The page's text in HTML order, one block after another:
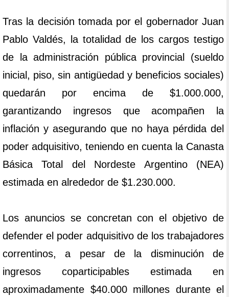
Tras la decisión tomada por el gobernador Juan
Pablo Valdés, la totalidad de los cargos testigo
de la administración pública provincial (sueldo
inicial, piso, sin antigüedad y beneficios sociales)
quedarán por encima de $1.000.000,
garantizando ingresos que acompañen la
inflación y asegurando que no haya pérdida del
poder adquisitivo, teniendo en cuenta la Canasta
Básica Total del Nordeste Argentino (NEA)
estimada en alrededor de $1.230.000.
Los anuncios se concretan con el objetivo de
defender el poder adquisitivo de los trabajadores
correntinos, a pesar de la disminución de
ingresos coparticipables estimada en
aproximadamente $40.000 millones durante el